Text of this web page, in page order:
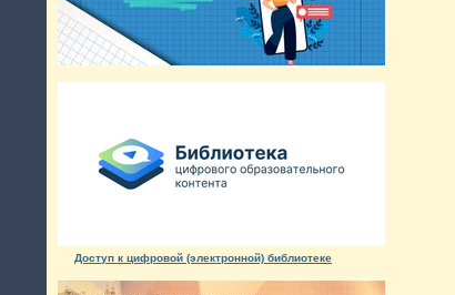
Доступ к цифровой (электронной) библиотеке